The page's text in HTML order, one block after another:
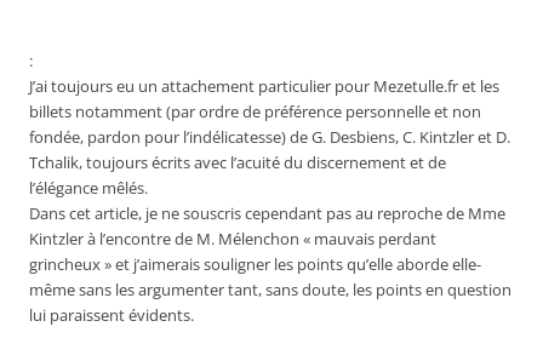
:
J’ai toujours eu un attachement particulier pour Mezetulle.fr et les
billets notamment (par ordre de préférence personnelle et non
fondée, pardon pour l’indélicatesse) de G. Desbiens, C. Kintzler et D.
Tchalik, toujours écrits avec l’acuité du discernement et de
l’élégance mêlés.
Dans cet article, je ne souscris cependant pas au reproche de Mme
Kintzler à l’encontre de M. Mélenchon « mauvais perdant
grincheux » et j’aimerais souligner les points qu’elle aborde elle-
même sans les argumenter tant, sans doute, les points en question
lui paraissent évidents.